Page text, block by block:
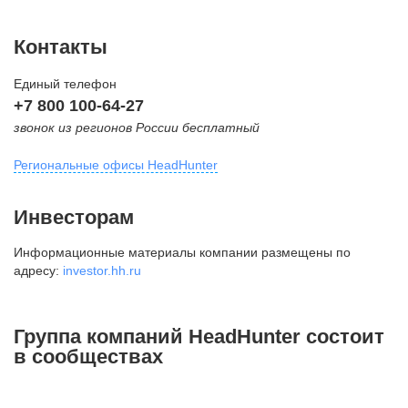
Контакты
Единый телефон
+7 800 100-64-27
звонок из регионов России бесплатный
Региональные офисы HeadHunter
внутригородская территория
Муниципальный округ Тверской,
2-я Брестская ул., д. 48,
+7 495 980-64-27
Инвесторам
Информационные материалы компании размещены по
адресу: investor.hh.ru
Группа компаний HeadHunter состоит
в сообществах